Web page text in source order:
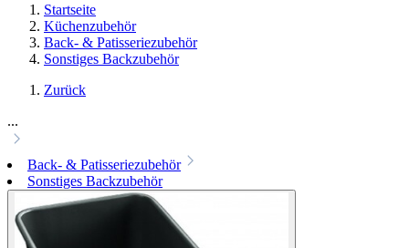
Startseite
Küchenzubehör
Back- & Patisseriezubehör
Sonstiges Backzubehör
Zurück
...
Back- & Patisseriezubehör
Sonstiges Backzubehör